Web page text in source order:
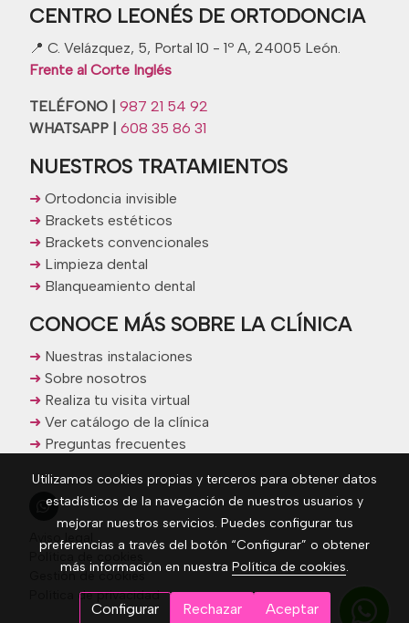
CENTRO LEONÉS DE ORTODONCIA
📍 C. Velázquez, 5, Portal 10 - 1º A, 24005 León.
Frente al Corte Inglés
TELÉFONO | 987 21 54 92
WHATSAPP | 608 35 86 31
NUESTROS TRATAMIENTOS
➜ Ortodoncia invisible
➜ Brackets estéticos
➜ Brackets convencionales
➜ Limpieza dental
➜ Blanqueamiento dental
CONOCE MÁS SOBRE LA CLÍNICA
➜ Nuestras instalaciones
➜ Sobre nosotros
➜ Realiza tu visita virtual
➜ Ver catálogo de la clínica
➜ Preguntas frecuentes
Aviso legal
Política de cookies
Gestión de cookies
Política de privacidad
Utilizamos cookies propias y terceros para obtener datos
estadísticos de la navegación de nuestros usuarios y
mejorar nuestros servicios. Puedes configurar tus
preferencias a través del botón “Configurar” o obtener
más información en nuestra Política de cookies.
Configurar Rechazar Aceptar